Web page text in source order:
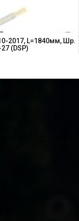
2017, L=1840мм, Шр.
(DSP)